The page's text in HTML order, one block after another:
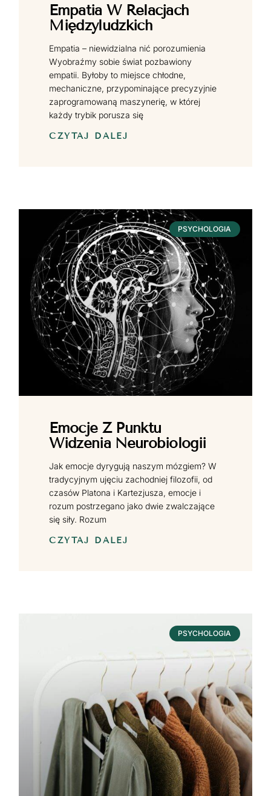
Empatia W Relacjach
Międzyludzkich
Empatia – niewidzialna nić porozumienia
Wyobraźmy sobie świat pozbawiony
empatii. Byłoby to miejsce chłodne,
mechaniczne, przypominające precyzyjnie
zaprogramowaną maszynerię, w której
każdy trybik porusza się
CZYTAJ DALEJ
PSYCHOLOGIA
Emocje Z Punktu
Widzenia Neurobiologii
Jak emocje dyrygują naszym mózgiem? W
tradycyjnym ujęciu zachodniej filozofii, od
czasów Platona i Kartezjusza, emocje i
rozum postrzegano jako dwie zwalczające
się siły. Rozum
CZYTAJ DALEJ
PSYCHOLOGIA